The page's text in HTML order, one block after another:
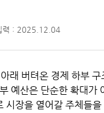
력 : 2025.12.04
아래 버텨온 경제 하부
예산은 단순한 확대가
시장을 열어갈 주체들